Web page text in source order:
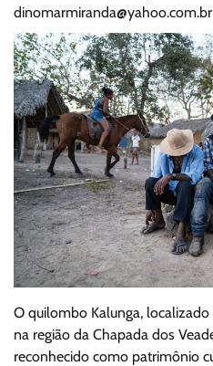
dinomarmiranda@yahoo.com.br
O quilombo Kalunga,
na região da Chapada dos
reconhecido como patrimônio